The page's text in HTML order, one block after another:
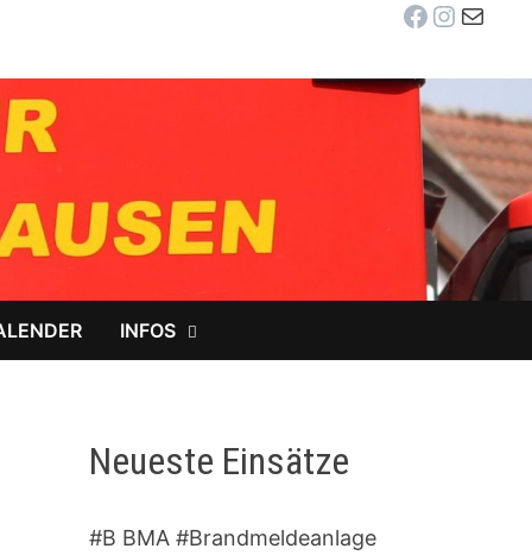
Facebook
E-Mail
INFOS
Neueste Einsätze
#B BMA #Brandmeldeanlage